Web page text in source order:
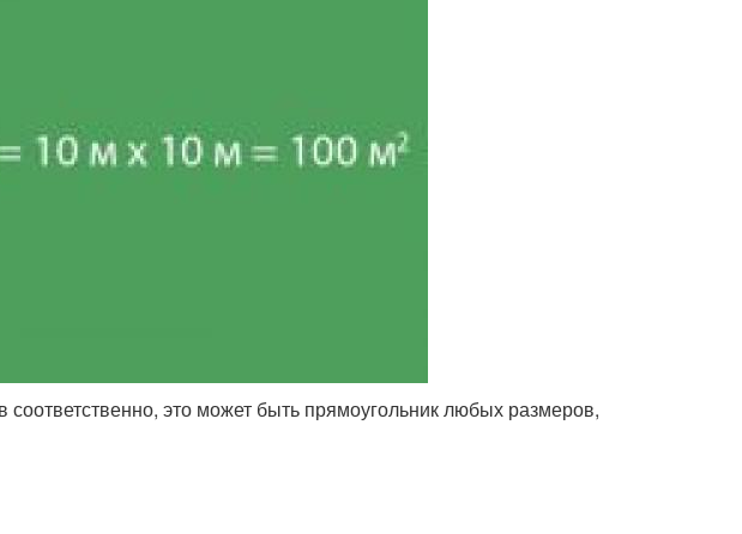
это может быть прямоугольник любых размеров,